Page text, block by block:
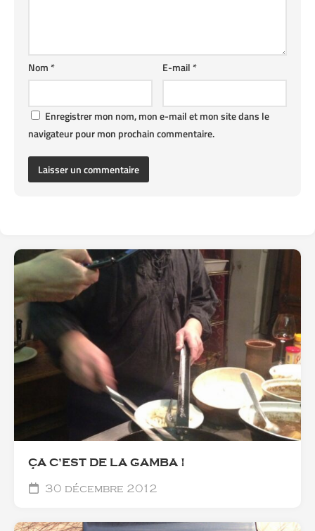
E-mail*
Nom*
Enregistrer mon nom, mon e-mail et mon site dans le
navigateur pour mon prochain commentaire.
ÇA C’EST DE LA GAMBA !
30 décembre 2012